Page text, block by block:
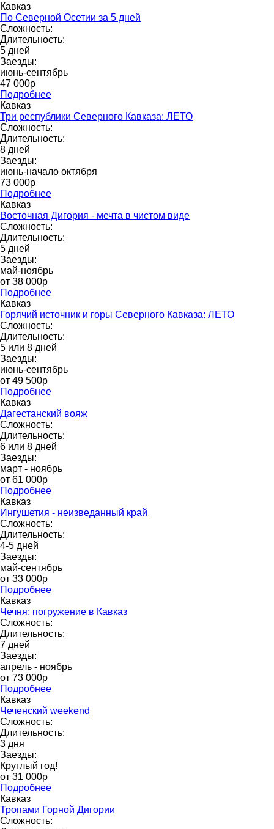
Кавказ
По Северной Осетии за 5 дней
Сложность:
Длительность:
5 дней
Заезды:
июнь-сентябрь
47 000р
Подробнее
Кавказ
Три республики Северного Кавказа: ЛЕТО
Сложность:
Длительность:
8 дней
Заезды:
июнь-начало октября
73 000p
Подробнее
Кавказ
Восточная Дигория - мечта в чистом виде
Сложность:
Длительность:
5 дней
Заезды:
май-ноябрь
от 38 000p
Подробнее
Кавказ
Горячий источник и горы Северного Кавказа: ЛЕТО
Сложность:
Длительность:
5 или 8 дней
Заезды:
июнь-сентябрь
от 49 500p
Подробнее
Кавказ
Дагестанский вояж
Сложность:
Длительность:
6 или 8 дней
Заезды:
март - ноябрь
от 61 000p
Подробнее
Кавказ
Ингушетия - неизведанный край
Сложность:
Длительность:
4-5 дней
Заезды:
май-сентябрь
от 33 000р
Подробнее
Кавказ
Чечня: погружение в Кавказ
Сложность:
Длительность:
7 дней
Заезды:
апрель - ноябрь
от 73 000p
Подробнее
Кавказ
Чеченский weekend
Сложность:
Длительность:
3 дня
Заезды:
Круглый год!
от 31 000p
Подробнее
Кавказ
Тропами Горной Дигории
Сложность: